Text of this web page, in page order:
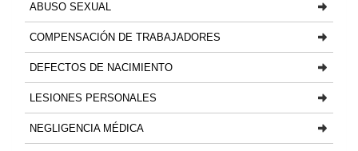
ABUSO SEXUAL
COMPENSACIÓN DE TRABAJADORES
DEFECTOS DE NACIMIENTO
LESIONES PERSONALES
NEGLIGENCIA MÉDICA